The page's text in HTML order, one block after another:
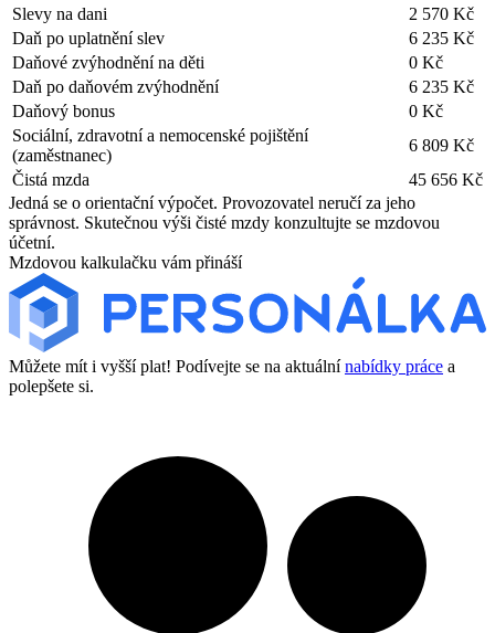
Slevy na dani
2 570 Kč
Daň po uplatnění slev
6 235 Kč
Daňové zvýhodnění na děti
0 Kč
Daň po daňovém zvýhodnění
6 235 Kč
Daňový bonus
0 Kč
Sociální, zdravotní a nemocenské pojištění
(zaměstnanec)
6 809 Kč
Čistá mzda
45 656 Kč
Jedná se o orientační výpočet. Provozovatel neručí za jeho
správnost. Skutečnou výši čisté mzdy konzultujte se mzdovou
účetní.
Mzdovou kalkulačku vám přináší
Můžete mít i vyšší plat! Podívejte se na aktuálnínabídky práce a
polepšete si.